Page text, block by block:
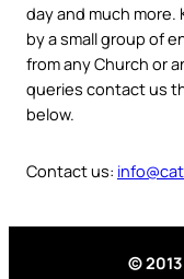
day and much
by a small group of
from any Church or
queries contact us
below.
Contact us:
©